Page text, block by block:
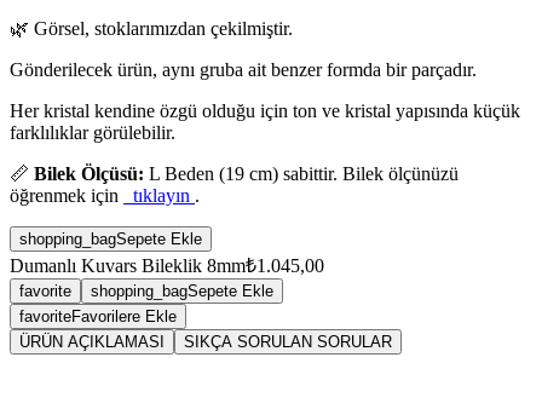
🌿 Görsel, stoklarımızdan çekilmiştir.
Gönderilecek ürün, aynı gruba ait benzer formda bir parçadır.
Her kristal kendine özgü olduğu için ton ve kristal yapısında küçük
farklılıklar görülebilir.
📏 Bilek Ölçüsü: L Beden (19 cm) sabittir. Bilek ölçünüzü
öğrenmek için
tıklayın .
shopping_bagSepete Ekle
Dumanlı Kuvars Bileklik 8mm₺1.045,00
favorite shopping_bagSepete Ekle
favoriteFavorilere Ekle
ÜRÜN AÇIKLAMASI
SIKÇA SORULAN SORULAR